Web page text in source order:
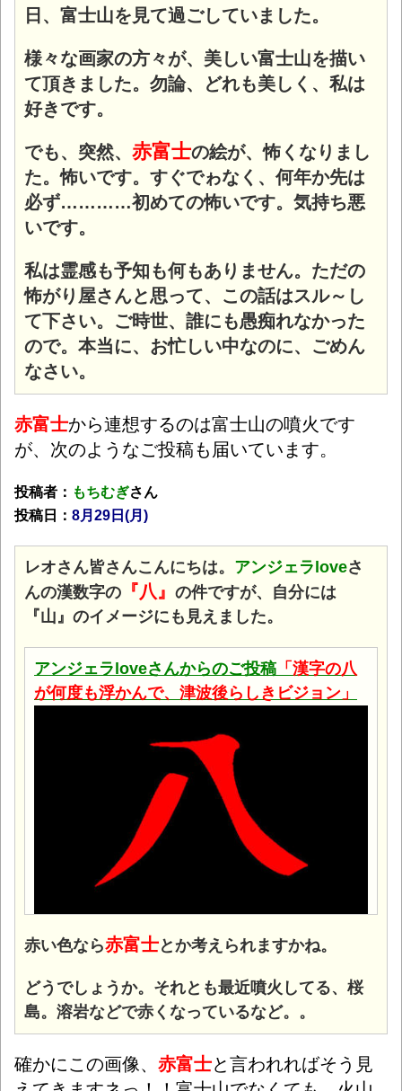
日、富士山を見て過ごしていました。
様々な画家の方々が、美しい富士山を描い
て頂きました。勿論、どれも美しく、私は
好きです。
でも、突然、 赤富士の絵が、怖くなりまし
た。怖いです。すぐでゎなく、何年か先は
必ず…………初めての怖いです。気持ち悪
いです。
私は霊感も予知も何もありません。ただの
怖がり屋さんと思って、この話はスル～し
て下さい。ご時世、誰にも愚痴れなかった
ので。本当に、お忙しい中なのに、ごめん
なさい。
赤富士から連想するのは富士山の噴火です
が、次のようなご投稿も届いています。
投稿者： もちむぎさん
投稿日： 8月29 日(月)
レオさん皆さんこんにちは。 アンジェラloveさ
んの漢数字の 『八』 の件ですが、自分には
『山』のイメージにも見えました。
アンジェラloveさんからのご投稿 「 漢字の八
が何度も浮かんで、津波後らしきビジョン 」
赤い色なら赤富士とか考えられますかね。
どうでしょうか。それとも最近噴火してる、桜
島。溶岩などで赤くなっているなど。。
確かにこの画像、 赤富士と言われればそう見